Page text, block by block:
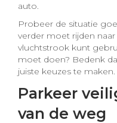
auto.
Probeer de situatie
verder moet rijden
vluchtstrook kunt
moet doen? Bedenk
juiste keuzes te maken.
Parkeer
van de weg